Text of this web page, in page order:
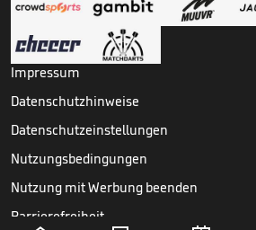
Impressum
Datenschutzhinweise
Datenschutzeinstellungen
Nutzungsbedingungen
Nutzung mit Werbung beenden
Barrierefreiheit